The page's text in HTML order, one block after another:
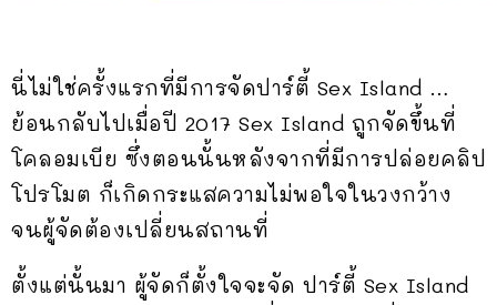
นี่ไม่ใช่ครั้งแรกที่มีการจัดปาร์ตี้ Sex Island …
ย้อนกลับไปเมื่อปี 2017 Sex Island ถูกจัดขึ้นที่
โคลอมเบีย ซึ่งตอนนั้นหลังจากที่มีการปล่อยคลิป
โปรโมต ก็เกิดกระแสความไม่พอใจในวงกว้าง
จนผู้จัดต้องเปลี่ยนสถานที่
ตั้งแต่นั้นมา ผู้จัดก็ตั้งใจจะจัด ปาร์ตี้ Sex Island